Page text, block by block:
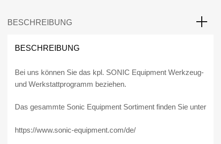
BESCHREIBUNG
BESCHREIBUNG
Bei uns können Sie das kpl. SONIC Equipment Werkzeug-
und Werkstattprogramm beziehen.
Das gesammte Sonic Equipment Sortiment finden Sie unter
https://www.sonic-equipment.com/de/